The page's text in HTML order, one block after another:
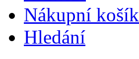
Nákupní košík
Hledání